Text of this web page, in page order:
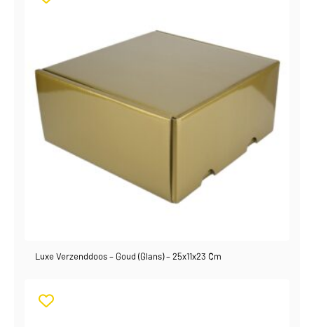
Luxe Verzenddoos – Goud (glans) – 25x11x23 Cm